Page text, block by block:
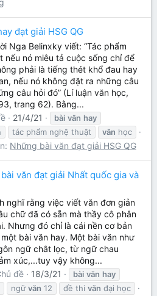
đạt giải HSG QG
Nga Belinxky viết: “Tác phẩm
nếu nó miêu tả cuộc sống chỉ để
phải là tiếng thét khổ đau hay
nếu nó không đặt ra những câu
câu hỏi đó” (Lí luận văn học,
trang 62). Bằng...
21/4/21 bài văn hay
tác phẩm nghệ thuật văn học
Những bài văn đạt giải HSG QG
văn đạt giải Nhất quốc gia và
nghĩ rằng việc viết văn đơn giản
chữ đã có sẵn mà thầy cô phân
Nhưng đó chỉ là cái nền cơ bản
bài văn hay. Một bài văn như
ngữ chắt lọc, từ ngữ chau
xúc,...tuy vậy không...
đề 18/3/21 bài văn hay
ngữ văn 12 đề thi văn đại học